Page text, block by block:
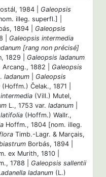
1984 | Galeopsis
illeg. superfl.] |
1894 | Galeopsis
| Galeopsis intermedia
[rang non précisé]
1829 | Galeopsis ladanum
Arcang., 1882 | Galeopsis
ladanum
Galeopsis
(Hoffm.) Čelak., 1871 |
intermedia (Vill.) Mutel,
L., 1753 var. ladanum
latifolia (Hoffm.) Wallr.,
Hoffm., 1804 [nom. illeg.
Timb.-Lagr. & Marçais,
Borbás, 1894 |
ex Murith, 1810 |
1788 | Galeopsis sallentii
ladanum (L.)